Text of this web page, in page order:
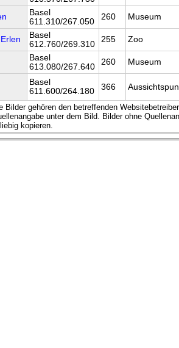
Bilder gehören den betreffenden
unter dem Bild. Bilder ohne
kopieren.
Basel
611.310/267.050
260 Museum
Basel
612.760/269.310
255 Zoo
Basel
613.080/267.640
260 Museum
Basel
611.600/264.180
366